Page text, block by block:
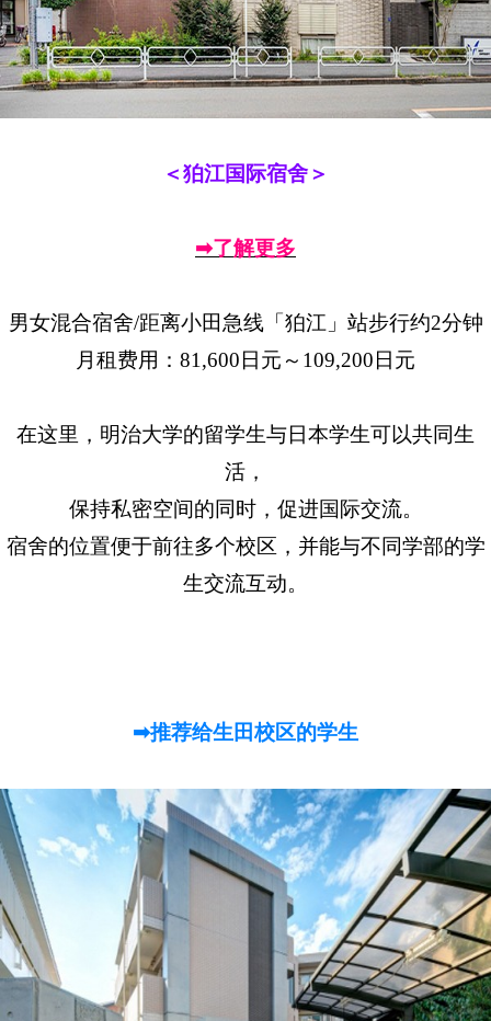
＜狛江国际宿舍＞
➡了解更多
男女混合宿舍/距离小田急线「狛江」站步行约2分钟
月租费用：81,600日元～109,200日元
在这里，明治大学的留学生与日本学生可以共同生
活，
保持私密空间的同时，促进国际交流。
宿舍的位置便于前往多个校区，并能与不同学部的学
生交流互动。
➡推荐给生田校区的学生